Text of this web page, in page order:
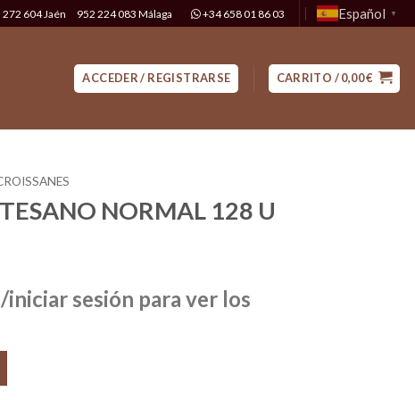
272 604 Jaén 952 224 083 Málaga +34 658 01 86 03 Español ▼
ACCEDER / REGISTRARSE CARRITO /0,00€
NORMAL 128 U
sesión para ver los